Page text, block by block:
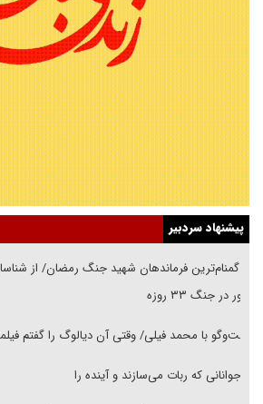
پیشنهاد سردبیر
حضور در جنگ ۳۳ روزه
گفت‌وگو با محمد فیلی/ وقتی آن دیالوگ را گفتم
نوجوانانی که ربات می‌سازند و آینده را